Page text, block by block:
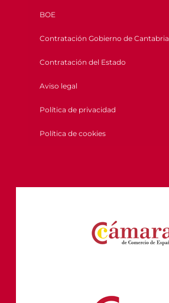
BOE
Contratación Gobierno de Cantabria
Contratación del Estado
Aviso legal
Política de privacidad
Política de cookies